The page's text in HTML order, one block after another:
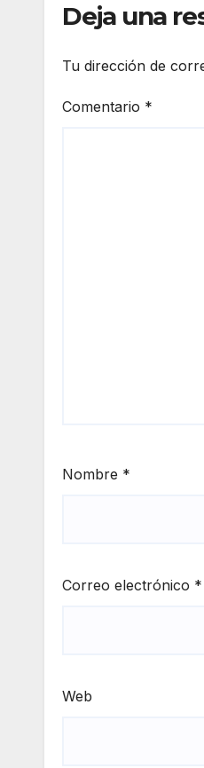
Deja una
Tu dirección de
Comentario *
Nombre *
Correo electrónico *
Web